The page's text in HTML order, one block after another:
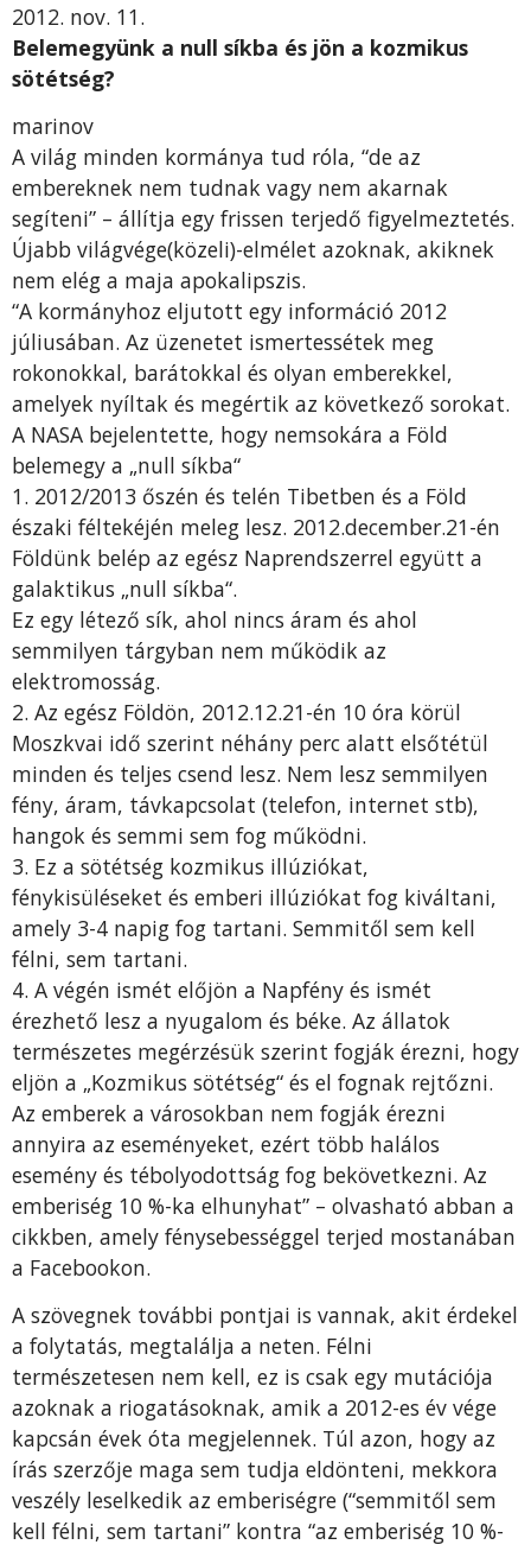
2012. nov. 11.
Belemegyünk a null síkba és jön a kozmikus
sötétség?
marinov
A világ minden kormánya tud róla, “de az
embereknek nem tudnak vagy nem akarnak
segíteni” – állítja egy frissen terjedő figyelmeztetés.
Újabb világvége(közeli)-elmélet azoknak, akiknek
nem elég a maja apokalipszis.
“A kormányhoz eljutott egy információ 2012
júliusában. Az üzenetet ismertessétek meg
rokonokkal, barátokkal és olyan emberekkel,
amelyek nyíltak és megértik az következő sorokat.
A NASA bejelentette, hogy nemsokára a Föld
belemegy a „null síkba“
1. 2012/2013 őszén és telén Tibetben és a Föld
északi féltekéjén meleg lesz. 2012.december.21-én
Földünk belép az egész Naprendszerrel együtt a
galaktikus „null síkba“.
Ez egy létező sík, ahol nincs áram és ahol
semmilyen tárgyban nem működik az
elektromosság.
2. Az egész Földön, 2012.12.21-én 10 óra körül
Moszkvai idő szerint néhány perc alatt elsőtétül
minden és teljes csend lesz. Nem lesz semmilyen
fény, áram, távkapcsolat (telefon, internet stb),
hangok és semmi sem fog működni.
3. Ez a sötétség kozmikus illúziókat,
fénykisüléseket és emberi illúziókat fog kiváltani,
amely 3-4 napig fog tartani. Semmitől sem kell
félni, sem tartani.
4. A végén ismét előjön a Napfény és ismét
érezhető lesz a nyugalom és béke. Az állatok
természetes megérzésük szerint fogják érezni, hogy
eljön a „Kozmikus sötétség“ és el fognak rejtőzni.
Az emberek a városokban nem fogják érezni
annyira az eseményeket, ezért több halálos
esemény és tébolyodottság fog bekövetkezni. Az
emberiség 10 %-ka elhunyhat” – olvasható abban a
cikkben, amely fénysebességgel terjed mostanában
a Facebookon.
A szövegnek további pontjai is vannak, akit érdekel
a folytatás, megtalálja a neten. Félni
természetesen nem kell, ez is csak egy mutációja
azoknak a riogatásoknak, amik a 2012-es év vége
kapcsán évek óta megjelennek. Túl azon, hogy az
írás szerzője maga sem tudja eldönteni, mekkora
veszély leselkedik az emberiségre (“semmitől sem
kell félni, sem tartani” kontra “az emberiség 10 %-